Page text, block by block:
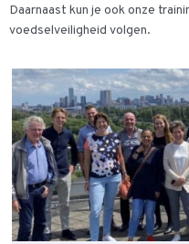
Daarnaast kun je ook onze
voedselveiligheid volgen.